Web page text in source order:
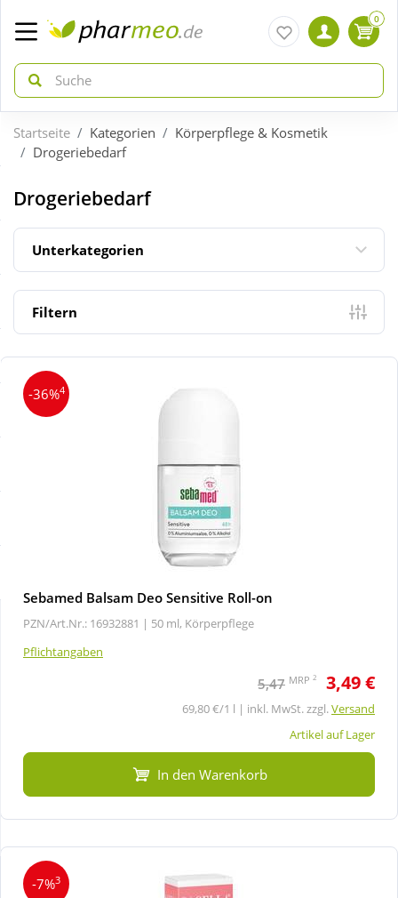
zurück
ÜBERSICHT AKTIONEN
Aktuelle Coupons
Neuheiten
Sale
zurück
ÜBERSICHT KATEGORIEN
Arzneimittel
Diabetes
Körperpflege & Kosmetik
Natur & Homöopathie
Tierbedarf
Wellness
0
Startseite Kategorien
Körperpflege & Kosmetik
Drogeriebedarf
Drogeriebedarf
Unterkategorien
Filtern
-36%4
Sebamed Balsam Deo Sensitive Roll-on
PZN/Art.Nr.: 16932881 | 50 ml, Körperpflege
Pflichtangaben
5,47 MRP 2 3,49 €
69,80 €/1 l | inkl. MwSt. zzgl.Versand
Artikel auf Lager
In den Warenkorb
-7%3